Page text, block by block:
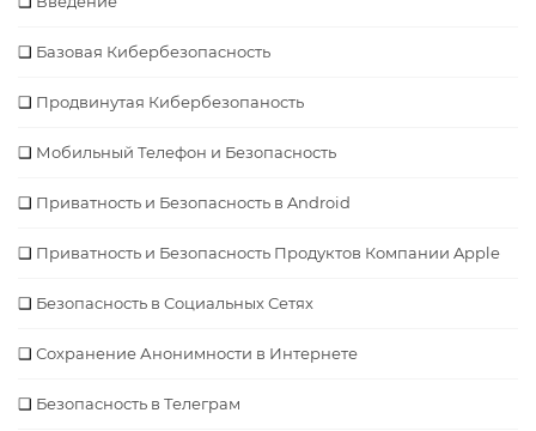
Базовая Кибербезопаcность
Продвинутая Кибербезопаность
Мобильный Телефон и Безопасность
Приватность и Безопасность в Android
Приватность и Безопасность Продуктов Компании Apple
Безопаcность в Социальных Сетях
Сохранение Анонимности в Интернете
Безопасность в Телеграм